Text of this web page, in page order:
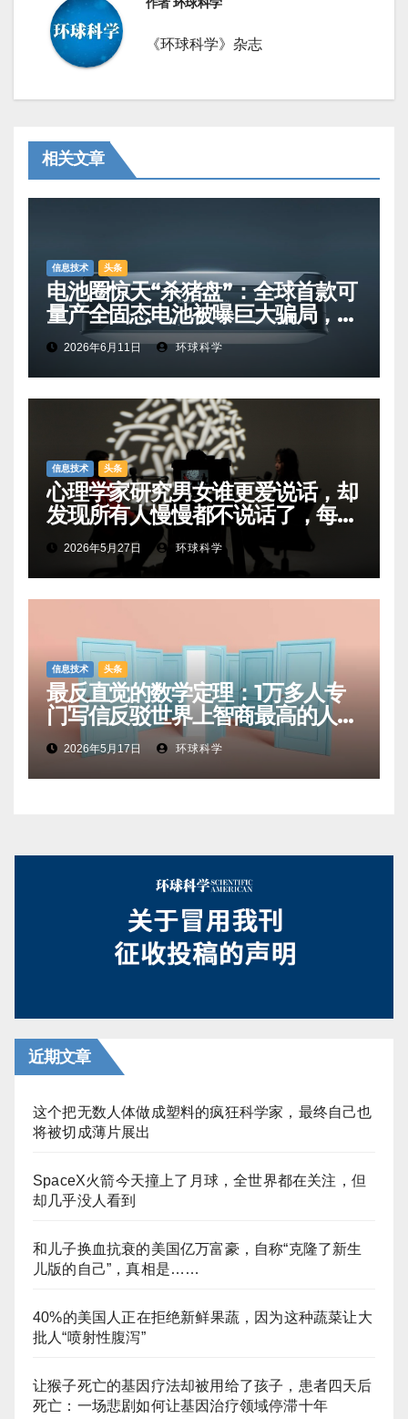
《环球科学》杂志
相关文章
信息技术 头条
电池圈惊天“杀猪盘”：全球首款可
量产全固态电池被曝巨大骗局，卷
走散户上千万美元
2026年6月11日 环球科学
信息技术 头条
心理学家研究男女谁更爱说话，却
发现所有人慢慢都不说话了，每年
少说12万个单词
2026年5月27日 环球科学
信息技术 头条
最反直觉的数学定理：1万多人专
门写信反驳世界上智商最高的人，
他们全错了
2026年5月17日 环球科学
近期文章
这个把无数人体做成塑料的疯狂科学家，最终自己也
将被切成薄片展出
SpaceX火箭今天撞上了月球，全世界都在关注，但
却几乎没人看到
和儿子换血抗衰的美国亿万富豪，自称“克隆了新生
儿版的自己”，真相是……
40%的美国人正在拒绝新鲜果蔬，因为这种蔬菜让大
批人“喷射性腹泻”
让猴子死亡的基因疗法却被用给了孩子，患者四天后
死亡：一场悲剧如何让基因治疗领域停滞十年